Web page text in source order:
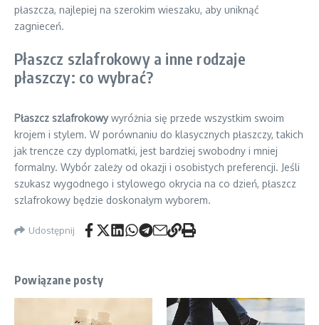
płaszcza, najlepiej na szerokim wieszaku, aby uniknąć
zagnieceń.
Płaszcz szlafrokowy a inne rodzaje
płaszczy: co wybrać?
Płaszcz szlafrokowywyróżnia się przede wszystkim swoim
krojem i stylem. W porównaniu do klasycznych płaszczy, takich
jak trencze czy dyplomatki, jest bardziej swobodny i mniej
formalny. Wybór zależy od okazji i osobistych preferencji. Jeśli
szukasz wygodnego i stylowego okrycia na co dzień, płaszcz
szlafrokowy będzie doskonałym wyborem.
Udostępnij
Powiązane posty